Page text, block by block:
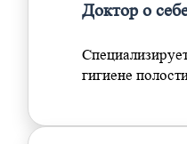
Доктор о
гигиене